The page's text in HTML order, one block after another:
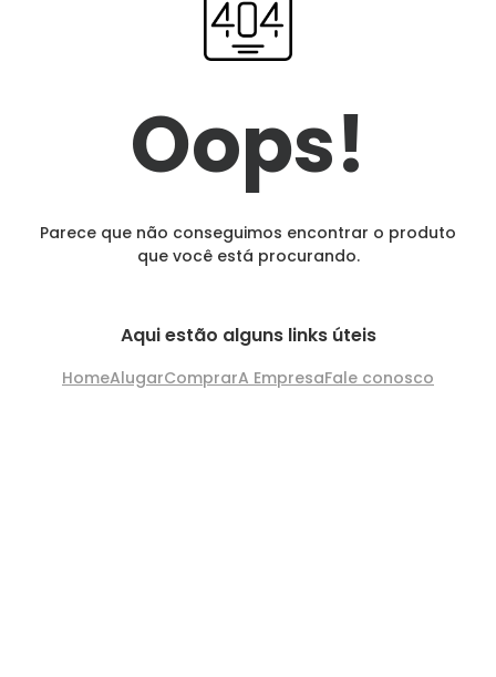
Oops!
Parece que não conseguimos encontrar o produto
que você está procurando.
Aqui estão alguns links úteis
HomeAlugarComprarA EmpresaFale conosco